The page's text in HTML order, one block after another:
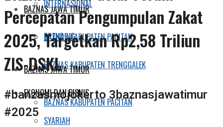
BAZNAS JAWA TIMUR
BAZNAS KABUPATEN PACITAN
BAZNAS KABUPATEN TRENGGALEK
EKONOMI DAN BISNIS
SYARIAH
INTERNASIONAL
TRENDING
BAZNAS JAWA TIMUR
BAZNAS KABUPATEN PACITAN
Percepatan Pengumpulan Zakat
2025, Targetkan Rp2,58 Triliun
ZIS-DSKL
#banzasmojokerto 3baznasjawatimur
#2025